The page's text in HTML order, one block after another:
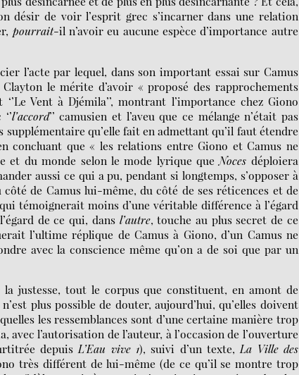
désir de voir l’esprit grec s’incarner dans une relation
pourrait-il n’avoir eu aucune espèce d’importance autre
l’acte par lequel, dans son important essai sur Camus
le mérite d’avoir « proposé des rapprochements
‘’Le Vent à Djémila’’, montrant l’importance chez Giono
l’accord’’ camusien et l’aveu que ce mélange n’était pas
qu’elle fait en admettant qu’il faut étendre
concluant que « les relations entre Giono et Camus ne
et du monde selon le mode lyrique que Noces déploiera
aussi ce qui a pu, pendant si longtemps, s’opposer à
de Camus lui-même, du côté de ses réticences et de
témoignerait moins d’une véritable différence à l’égard
de ce qui, dans l’autre, touche au plus secret de ce
l’ultime réplique de Camus à Giono, d’un Camus ne
avec la conscience même qu’on a de soi que par un
justesse, tout le corpus que constituent, en amont de
plus possible de douter, aujourd’hui, qu’elles doivent
les ressemblances sont d’une certaine manière trop
l’autorisation de l’auteur, à l’occasion de l’ouverture
depuis L’Eau vive 1), suivi d’un texte, La Ville des
très différent de lui-même (de ce qu’il se montre trop